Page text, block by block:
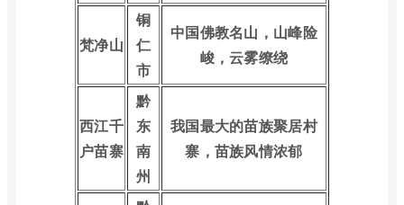
梵净山
铜
仁
市
中国佛教名山，山峰险
峻，云雾缭绕
西江千
户苗寨
黔
东
南
州
我国最大的苗族聚居村
寨，苗族风情浓郁